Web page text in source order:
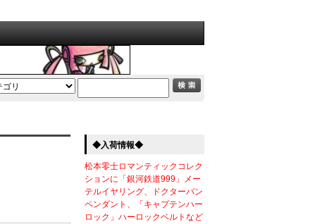
◆入荷情報◆
松本零士ロマンティックコレク
ションに「銀河鉄道999」メー
テルイヤリング、ドクターバン
ペンダント、「キャプテンハー
ロック」ハーロックベルトなど